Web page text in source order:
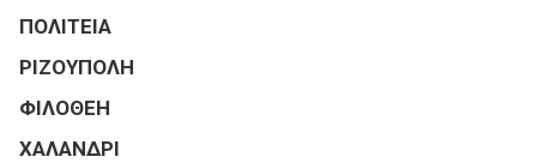
ΠΟΛΙΤΕΙΑ
ΡΙΖΟΥΠΟΛΗ
ΦΙΛΟΘΕΗ
ΧΑΛΑΝΔΡΙ